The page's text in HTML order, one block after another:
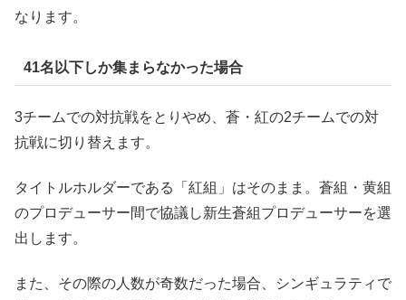
なります。
41名以下しか集まらなかった場合
3チームでの対抗戦をとりやめ、蒼・紅の2チームでの対
抗戦に切り替えます。
タイトルホルダーである「紅組」はそのまま。蒼組・黄組
のプロデューサー間で協議し新生蒼組プロデューサーを選
出します。
また、その際の人数が奇数だった場合、シンギュラティで